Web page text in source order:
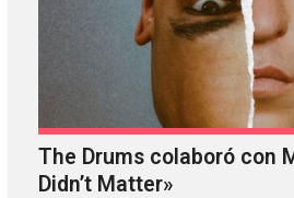
The Drums colaboró con
Didn’t Matter»